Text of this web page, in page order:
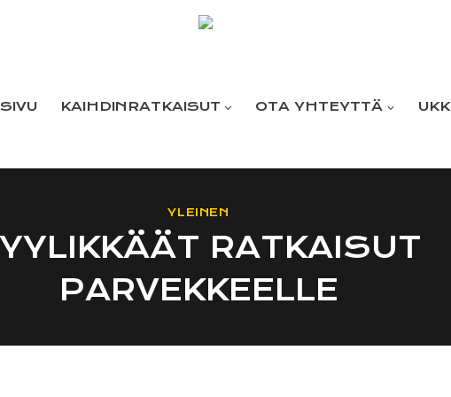
KAIHDINRATKAISUT OTA YHTEYTTÄ UKK
YLEINEN
RATKAISUT
PARVEKKEELLE